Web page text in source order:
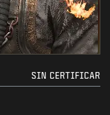
SIN CERTIFICAR